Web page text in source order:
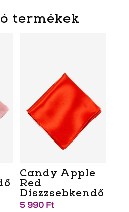
termékek
Candy Apple
Red
Díszzsebkendő
5 990 Ft